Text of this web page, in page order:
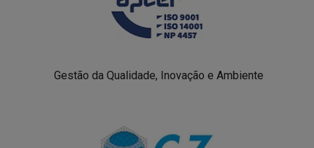
Gestão da Qualidade, Inovação e Ambiente